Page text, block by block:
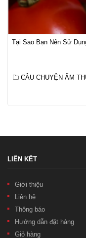
Tại Sao Bạn Nên Sử
CÂU CHUYỆN ẨM
LIÊN KẾT
Giới thiệu
Liên hệ
Thông báo
Hướng dẫn đặt hàng
Giỏ hàng